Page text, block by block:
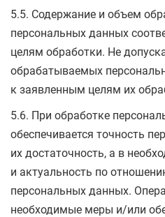
5.5. Содержание и объем
персональных данных
целям обработки. Не
обрабатываемых
к заявленным целям их
5.6. При обработке
обеспечивается точность
их достаточность, а в
и актуальность по
персональных данных.
необходимые меры и/или